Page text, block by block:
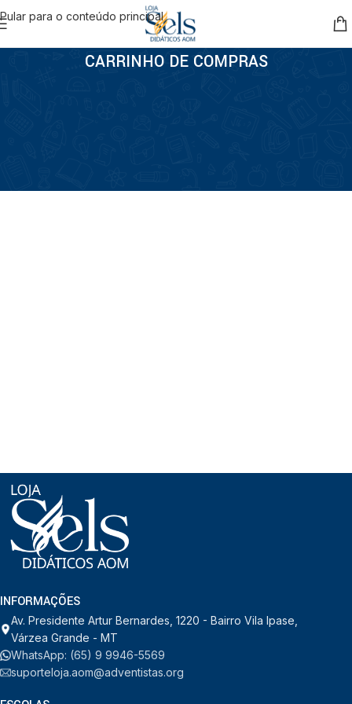
Pular para o conteúdo principal
CARRINHO DE COMPRAS
INFORMAÇÕES
Av. Presidente Artur Bernardes, 1220 - Bairro Vila Ipase,
Várzea Grande - MT
WhatsApp: (65) 9 9946-5569
suporteloja.aom@adventistas.org